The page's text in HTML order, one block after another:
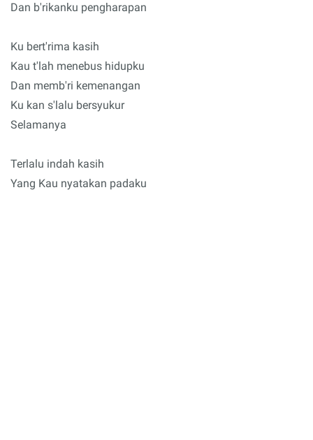
Dan b'rikanku pengharapan
Ku bert'rima kasih
Kau t'lah menebus hidupku
Dan memb'ri kemenangan
Ku kan s'lalu bersyukur
Selamanya
Terlalu indah kasih
Yang Kau nyatakan padaku